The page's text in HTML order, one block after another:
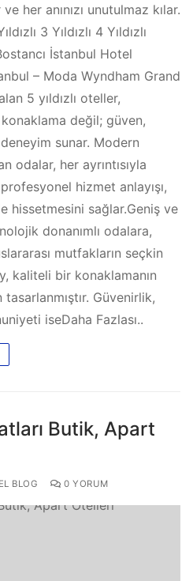
her anınızı unutulmaz kılar.
3 Yıldızlı 4 Yıldızlı
İstanbul Hotel
– Moda Wyndham Grand
5 yıldızlı oteller,
değil; güven,
sunar. Modern
odalar, her ayrıntısıyla
profesyonel hizmet anlayışı,
hissetmesini sağlar.Geniş ve
donanımlı odalara,
mutfakların seçkin
kaliteli bir konaklamanın
tasarlanmıştır. Güvenirlik,
iseDaha Fazlası..
Butik, Apart
BLOG 0 YORUM